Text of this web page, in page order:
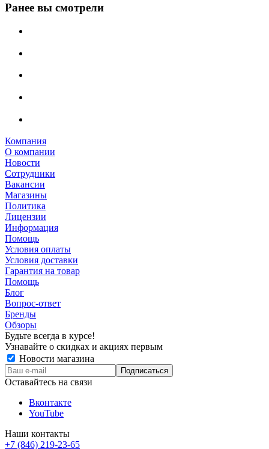
Ранее вы смотрели
Компания
О компании
Новости
Сотрудники
Вакансии
Магазины
Политика
Лицензии
Информация
Помощь
Условия оплаты
Условия доставки
Гарантия на товар
Помощь
Блог
Вопрос-ответ
Бренды
Обзоры
Будьте всегда в курсе!
Узнавайте о скидках и акциях первым
Новости магазина
Оставайтесь на связи
Вконтакте
YouTube
Наши контакты
+7 (846) 219-23-65